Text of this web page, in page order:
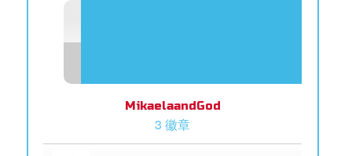
MikaelaandGod
3 徽章